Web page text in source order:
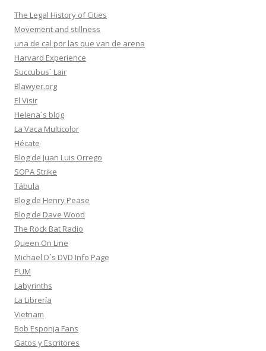
The Legal History of Cities
Movement and stillness
una de cal por las que van de arena
Harvard Experience
Succubus´ Lair
Blawyer.org
El Visir
Helena´s blog
La Vaca Multicolor
Hécate
Blog de Juan Luis Orrego
SOPA Strike
Tábula
Blog de Henry Pease
Blog de Dave Wood
The Rock Bat Radio
Queen On Line
Michael D´s DVD Info Page
PUM
Labyrinths
La Librería
Vietnam
Bob Esponja Fans
Gatos y Escritores